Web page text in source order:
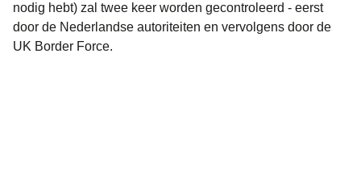
nodig hebt) zal twee keer worden gecontroleerd - eerst
door de Nederlandse autoriteiten en vervolgens door de
UK Border Force.